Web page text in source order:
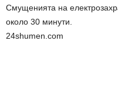
Смущенията на
около 30 минути.
24shumen.com